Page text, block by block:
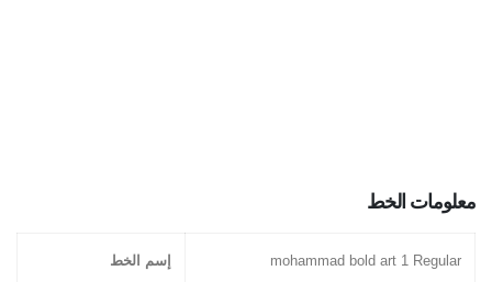
معلومات الخط
mohammad bold art 1 Regular إسم الخط